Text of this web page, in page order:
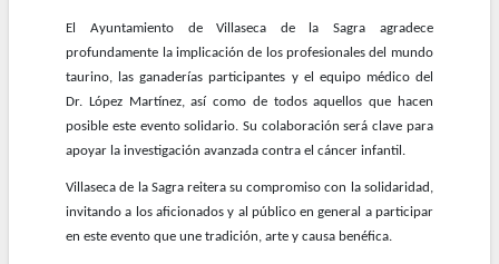
El Ayuntamiento de Villaseca de la Sagra agradece
profundamente la implicación de los profesionales del mundo
taurino, las ganaderías participantes y el equipo médico del
Dr. López Martínez, así como de todos aquellos que hacen
posible este evento solidario. Su colaboración será clave para
apoyar la investigación avanzada contra el cáncer infantil.
Villaseca de la Sagra reitera su compromiso con la solidaridad,
invitando a los aficionados y al público en general a participar
en este evento que une tradición, arte y causa benéfica.